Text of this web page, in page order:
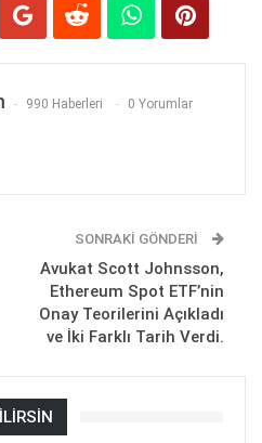
990 Haberleri 0 Yorumlar
SONRAKI GÖNDERI
Avukat Scott Johnsson,
Ethereum Spot ETF’nin
Onay Teorilerini Açıkladı
ve İki Farklı Tarih Verdi.